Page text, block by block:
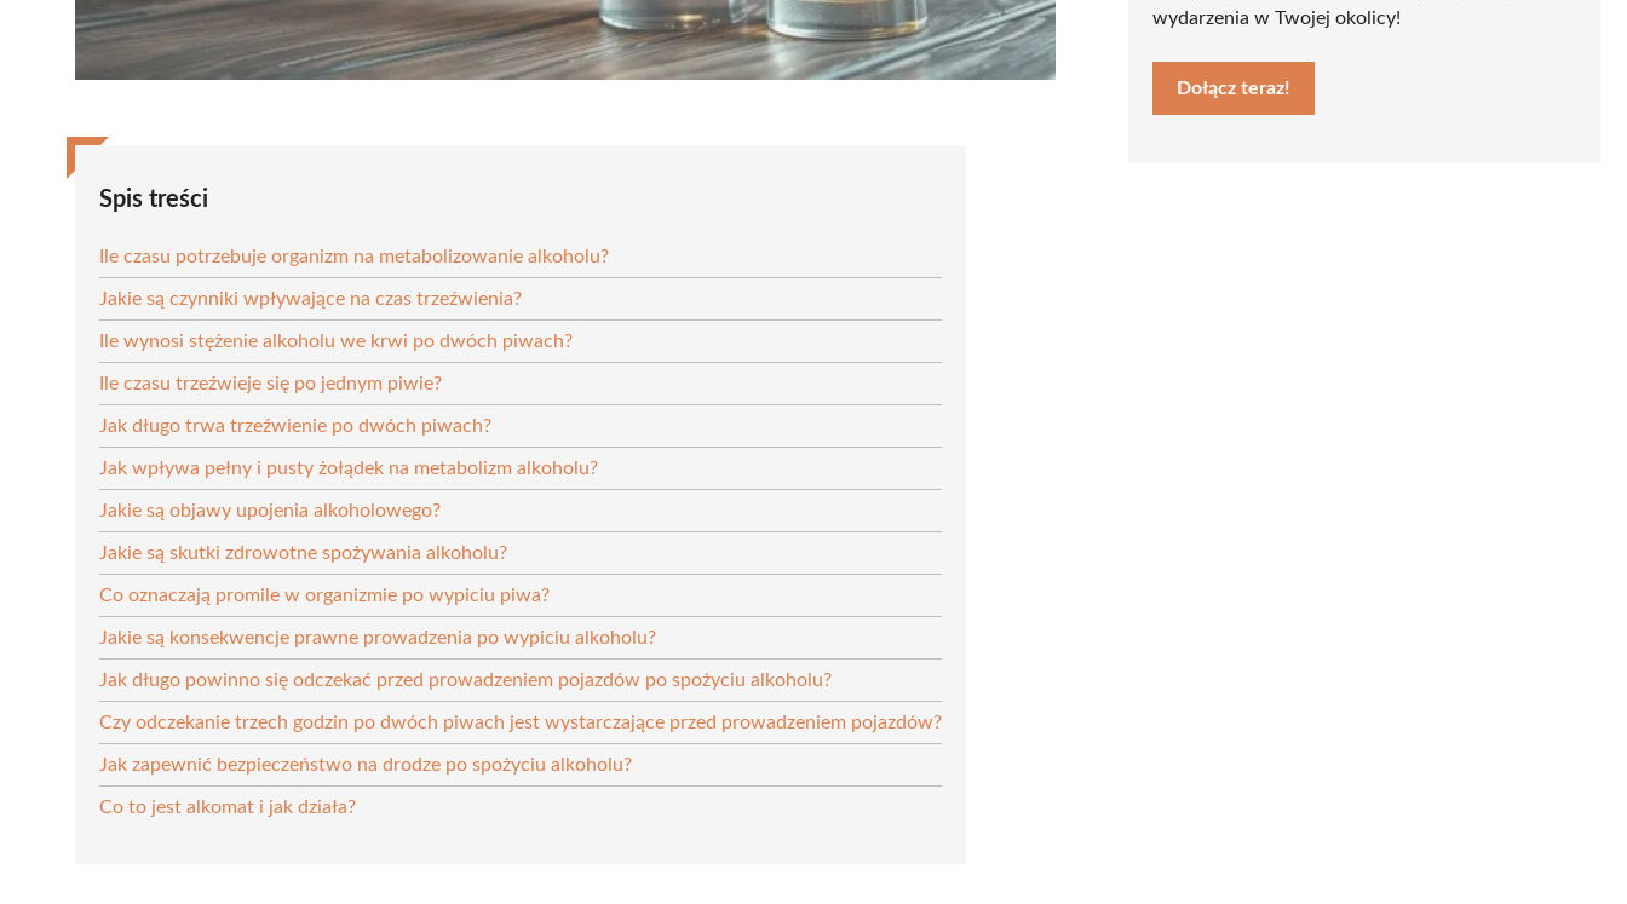
Spis treści
Ile czasu potrzebuje organizm na metabolizowanie alkoholu?
Jakie są czynniki wpływające na czas trzeźwienia?
Ile wynosi stężenie alkoholu we krwi po dwóch piwach?
Ile czasu trzeźwieje się po jednym piwie?
Jak długo trwa trzeźwienie po dwóch piwach?
Jak wpływa pełny i pusty żołądek na metabolizm alkoholu?
Jakie są objawy upojenia alkoholowego?
Jakie są skutki zdrowotne spożywania alkoholu?
Co oznaczają promile w organizmie po wypiciu piwa?
Jakie są konsekwencje prawne prowadzenia po wypiciu alkoholu?
Jak długo powinno się odczekać przed prowadzeniem pojazdów po spożyciu alkoholu?
Czy odczekanie trzech godzin po dwóch piwach jest wystarczające przed prowadzeniem pojazdów?
Jak zapewnić bezpieczeństwo na drodze po spożyciu alkoholu?
Co to jest alkomat i jak działa?
wydarzenia w Twojej okolicy!
Dołącz teraz!